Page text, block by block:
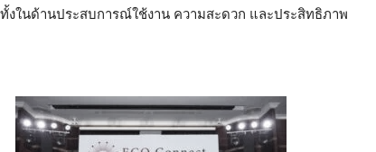
ในด้านประสบการณ์ใช้งาน ความสะดวก และประสิทธิภาพ